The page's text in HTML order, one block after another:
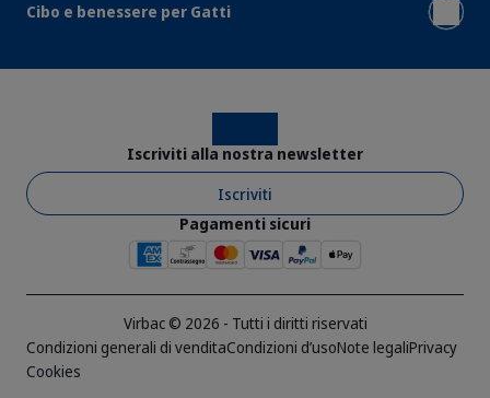
Cibo e benessere per Gatti
Virbac © 2026 - Tutti i diritti riservati
Condizioni generali di venditaCondizioni d’usoNote legaliPrivacy
Cookies
Iscriviti alla nostra newsletter
Iscriviti
Pagamenti sicuri